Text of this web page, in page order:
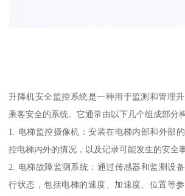
升降机安全监控系统是一种用于监测和管理
乘客安全的系统。它通常由以下几个组成部分
1. 电梯监控摄像机：安装在电梯内部和外部
控电梯内外的情况，以及记录可能发生的安全事
2. 电梯故障监测系统：通过传感器和监测设
行状态，包括电梯的速度、加速度、位置等